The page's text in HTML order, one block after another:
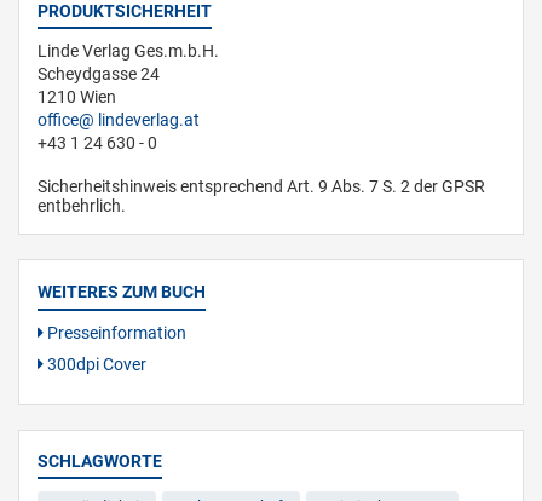
PRODUKTSICHERHEIT
Linde Verlag Ges.m.b.H.
Scheydgasse 24
1210 Wien
office
lindeverlag.at
+43 1 24 630 - 0
Sicherheitshinweis entsprechend Art. 9 Abs. 7 S. 2 der GPSR
entbehrlich.
WEITERES ZUM BUCH
Presseinformation
300dpi Cover
SCHLAGWORTE